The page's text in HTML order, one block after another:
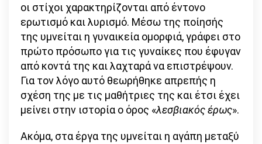
οι στίχοι χαρακτηρίζονται από έντονο
ερωτισμό και λυρισμό. Μέσω της ποίησής
της υμνείται η γυναικεία ομορφιά, γράφει στο
πρώτο πρόσωπο για τις γυναίκες που έφυγαν
από κοντά της και λαχταρά να επιστρέψουν.
Για τον λόγο αυτό θεωρήθηκε απρεπής η
σχέση της με τις μαθήτριες της και έτσι έχει
μείνει στην ιστορία ο όρος «λεσβιακός έρως».
Ακόμα, στα έργα της υμνείται η αγάπη μεταξύ